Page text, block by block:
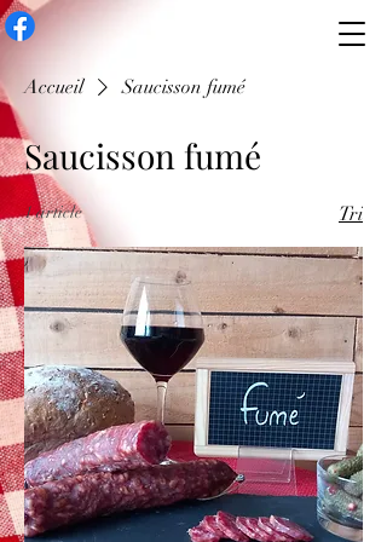
Accueil Saucisson fumé
Saucisson fumé
1 article Tri